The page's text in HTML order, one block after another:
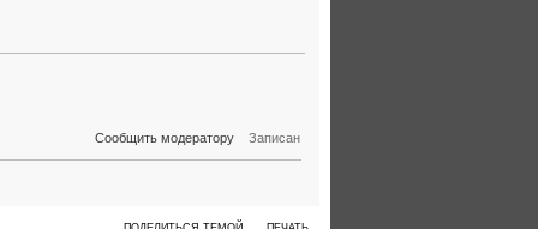
Сообщить модератору Записан